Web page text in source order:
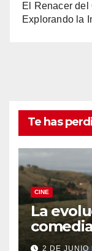
El Renacer
Explorando la
Te has
CINE
La
Knives
2 DE JUNIO